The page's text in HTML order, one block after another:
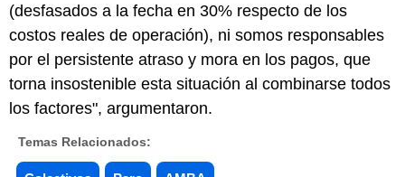
(desfasados a la fecha en 30% respecto de los
costos reales de operación), ni somos responsables
por el persistente atraso y mora en los pagos, que
torna insostenible esta situación al combinarse todos
los factores", argumentaron.
Temas Relacionados: